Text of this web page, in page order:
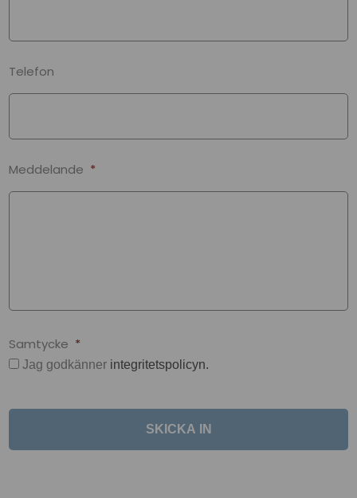
Telefon
Meddelande *
Samtycke *
Jag godkänner integritetspolicyn.